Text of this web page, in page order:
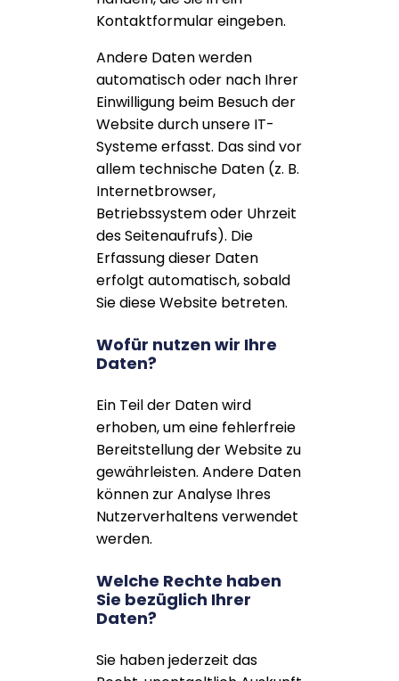
Kontaktformular eingeben.
Andere Daten werden
automatisch oder nach Ihrer
Einwilligung beim Besuch der
Website durch unsere IT-
Systeme erfasst. Das sind vor
allem technische Daten (z. B.
Internetbrowser,
Betriebssystem oder Uhrzeit
des Seitenaufrufs). Die
Erfassung dieser Daten
erfolgt automatisch, sobald
Sie diese Website betreten.
Wofür nutzen wir Ihre
Daten?
Ein Teil der Daten wird
erhoben, um eine fehlerfreie
Bereitstellung der Website zu
gewährleisten. Andere Daten
können zur Analyse Ihres
Nutzerverhaltens verwendet
werden.
Welche Rechte haben
Sie bezüglich Ihrer
Daten?
Sie haben jederzeit das